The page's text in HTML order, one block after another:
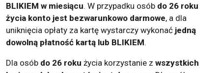
BLIKIEM w miesiącu. W przypadku osób do 26 roku
życia konto jest bezwarunkowo darmowe, a dla
uniknięcia opłaty za kartę wystarczy wykonać jedną
dowolną płatność kartą lub BLIKIEM.
Dla osób do 26 roku życia korzystanie z wszystkich